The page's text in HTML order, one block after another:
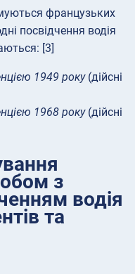
французьких
посвідчення водія
[3]
1949 року(дійсні
1968 року(дійсні
з
водія
та